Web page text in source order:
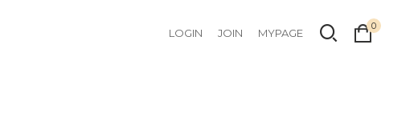
LOGIN JOIN MYPAGE
0